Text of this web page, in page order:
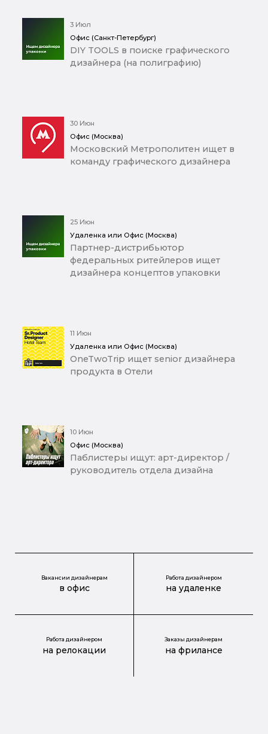
3 Июл
Офис (Санкт-Петербург)
DIY TOOLS в поиске графического
дизайнера (на полиграфию)
30 Июн
Офис (Москва)
Московский Метрополитен ищет в
команду графического дизайнера
25 Июн
Удаленка или Офис (Москва)
Партнер-дистрибьютор
федеральных ритейлеров ищет
дизайнера концептов упаковки
11 Июн
Удаленка или Офис (Москва)
OneTwoTrip ищет senior дизайнера
продукта в Отели
10 Июн
Офис (Москва)
Паблистеры ищут: арт-директор /
руководитель отдела дизайна
Вакансии дизайнерам
в офис
Работа дизайнером
на удаленке
Работа дизайнером
на релокации
Заказы дизайнерам
на фрилансе